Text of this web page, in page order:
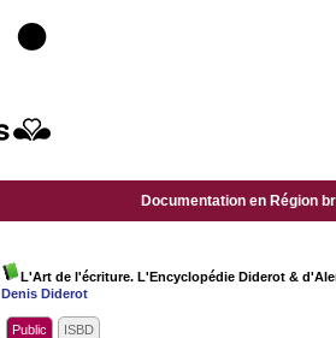
Documentation en Région
L'Art de l'écriture. L'Encyclopédie Diderot &
Denis Diderot
Public ISBD